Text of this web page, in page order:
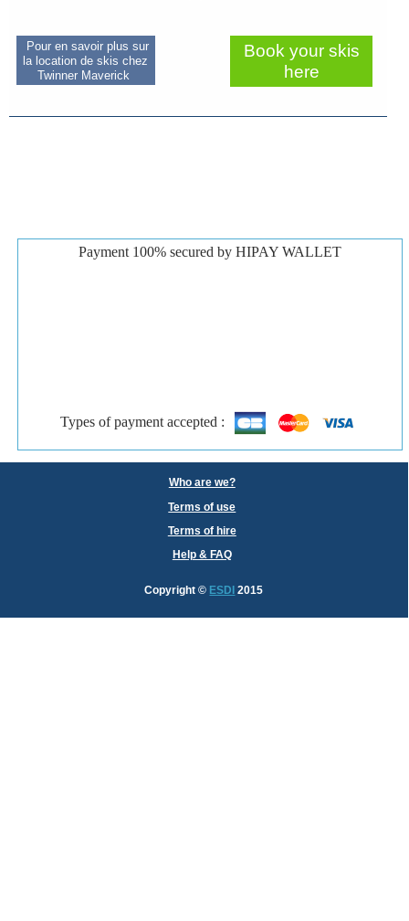
Pour en savoir plus sur
la location de skis chez
Twinner Maverick
Book your skis
here
Payment 100% secured by HIPAY WALLET
Types of payment accepted :
Who are we?
Terms of use
Terms of hire
Help & FAQ
Copyright© ESDI 2015